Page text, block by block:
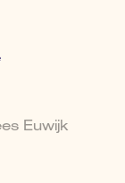
Euwijk